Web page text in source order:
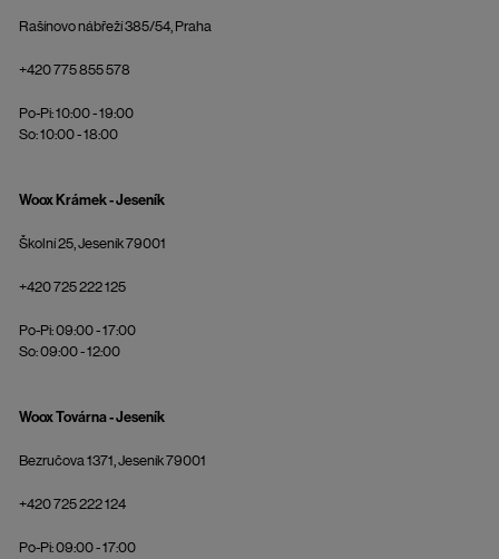
Rašínovo nábřeží 385/54, Praha
+420 775 855 578
Po-Pi: 10:00 - 19:00
So: 10:00 - 18:00
Woox Krámek - Jeseník
Školní 25, Jeseník 79001
+420 725 222 125
Po-Pi: 09:00 - 17:00
So: 09:00 - 12:00
Woox Továrna - Jeseník
Bezručova 1371, Jeseník 79001
+420 725 222 124
Po-Pi: 09:00 - 17:00